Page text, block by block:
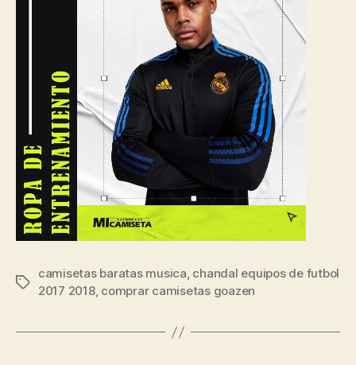
Etiquetas
camisetas baratas musica, chandal equipos de futbol
2017 2018, comprar camisetas goazen